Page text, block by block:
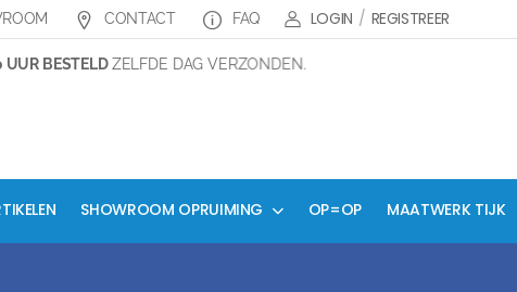
CONTACT FAQ LOGIN / REGISTREER
BESTELDZELFDE DAG VERZONDEN.
SHOWROOM OPRUIMING OP=OP MAATWERK TIJK